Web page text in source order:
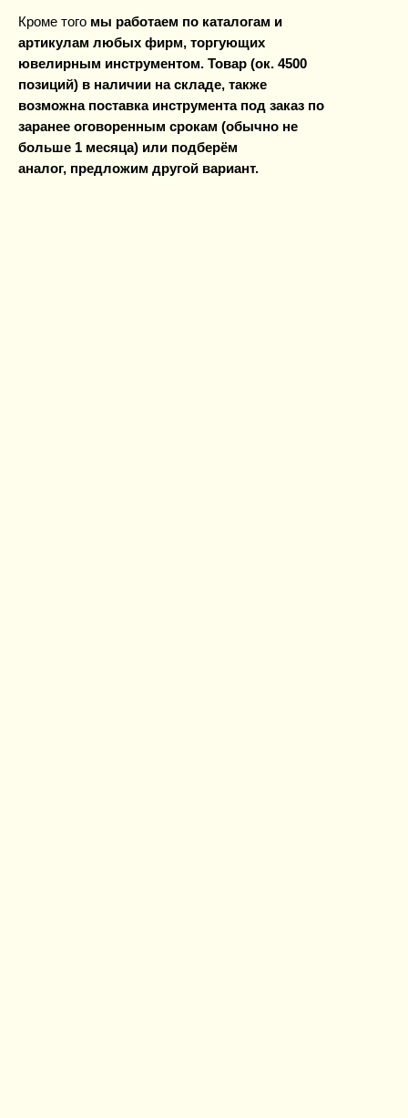
Кроме того мы работаем по каталогам и
артикулам любых фирм, торгующих
ювелирным инструментом. Товар (ок. 4500
позиций) в наличии на складе, также
возможна поставка инструмента под заказ по
заранее оговоренным срокам (обычно не
больше 1 месяца) или подберём
аналог, предложим другой вариант.